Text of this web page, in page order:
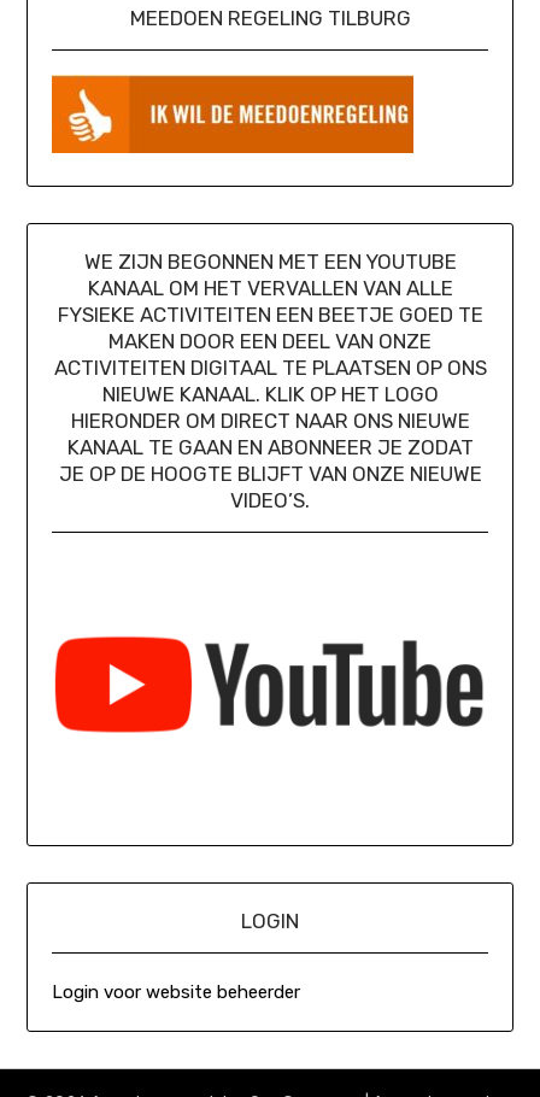
MEEDOEN REGELING TILBURG
WE ZIJN BEGONNEN MET EEN YOUTUBE
KANAAL OM HET VERVALLEN VAN ALLE
FYSIEKE ACTIVITEITEN EEN BEETJE GOED TE
MAKEN DOOR EEN DEEL VAN ONZE
ACTIVITEITEN DIGITAAL TE PLAATSEN OP ONS
NIEUWE KANAAL. KLIK OP HET LOGO
HIERONDER OM DIRECT NAAR ONS NIEUWE
KANAAL TE GAAN EN ABONNEER JE ZODAT
JE OP DE HOOGTE BLIJFT VAN ONZE NIEUWE
VIDEO’S.
LOGIN
Login voor website beheerder